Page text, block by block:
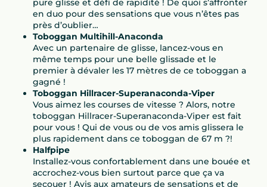
pure glisse et défi de rapidité ! De quoi s’affronter
en duo pour des sensations que vous n’êtes pas
près d’oublier…
Toboggan Multihill-Anaconda
Avec un partenaire de glisse, lancez-vous en
même temps pour une belle glissade et le
premier à dévaler les 17 mètres de ce toboggan a
gagné !
Toboggan Hillracer-Superanaconda-Viper
Vous aimez les courses de vitesse ? Alors, notre
toboggan Hillracer-Superanaconda-Viper est fait
pour vous ! Qui de vous ou de vos amis glissera le
plus rapidement dans ce toboggan de 67 m ?!
Halfpipe
Installez-vous confortablement dans une bouée et
accrochez-vous bien surtout parce que ça va
secouer ! Avis aux amateurs de sensations et de